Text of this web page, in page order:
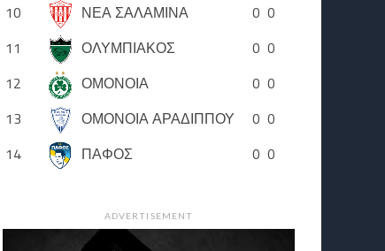
10
ΝΕΑ ΣΑΛΑΜΙΝΑ 0 0
11
ΟΛΥΜΠΙΑΚΟΣ 0 0
12
ΟΜΟΝΟΙΑ 0 0
13
ΟΜΟΝΟΙΑ ΑΡΑΔΙΠΠΟΥ 0 0
14
ΠΑΦΟΣ 0 0
ADVERTISEMENT